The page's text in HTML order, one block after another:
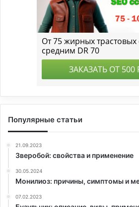
Популярные статьи
21.09.2023
Зверобой: свойства и применение
30.05.2024
Монилиоз: причины, симптомы и
07.02.2023